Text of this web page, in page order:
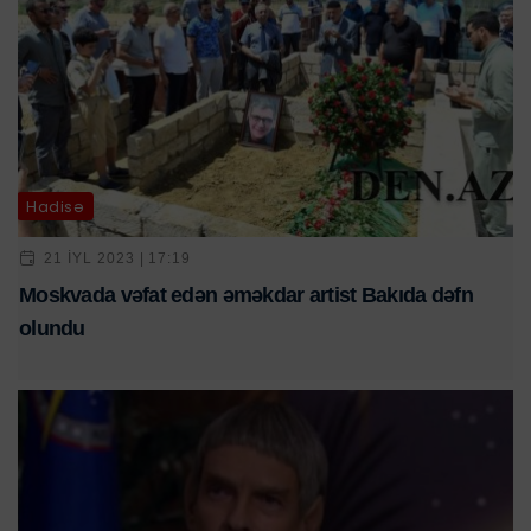
Hadisə
21 IYL 2023 | 17:19
Moskvada vəfat edən əməkdar artist Bakıda dəfn
olundu